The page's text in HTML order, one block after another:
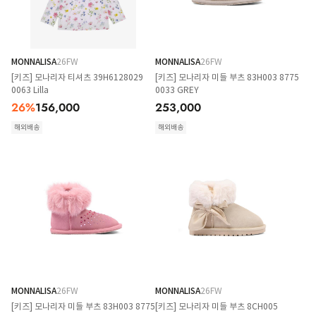
MONNALISA26FW
[키즈] 모나리자 티셔츠 39H6128029
0063 Lilla
26%156,000
해외배송
MONNALISA26FW
[키즈] 모나리자 미들 부츠 83H003 8775
0033 GREY
253,000
해외배송
MONNALISA26FW
[키즈] 모나리자 미들 부츠 83H003 8775
MONNALISA26FW
[키즈] 모나리자 미들 부츠 8CH005